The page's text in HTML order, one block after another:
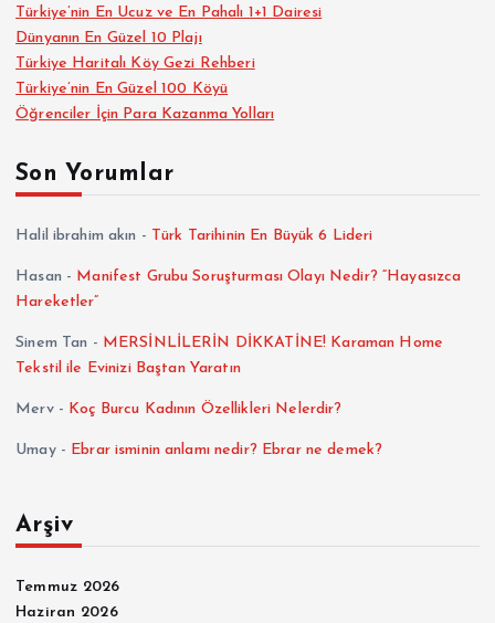
Türkiye’nin En Ucuz ve En Pahalı 1+1 Dairesi
Dünyanın En Güzel 10 Plajı
Türkiye Haritalı Köy Gezi Rehberi
Türkiye’nin En Güzel 100 Köyü
Öğrenciler İçin Para Kazanma Yolları
Son Yorumlar
Halil ibrahim akın - Türk Tarihinin En Büyük 6 Lideri
Hasan - Manifest Grubu Soruşturması Olayı Nedir? “Hayasızca
Hareketler”
Sinem Tan - MERSİNLİLERİN DİKKATİNE! Karaman Home
Tekstil ile Evinizi Baştan Yaratın
Merv- Koç Burcu Kadının Özellikleri Nelerdir?
Umay- Ebrar isminin anlamı nedir? Ebrar ne demek?
Arşiv
Temmuz 2026
Haziran 2026